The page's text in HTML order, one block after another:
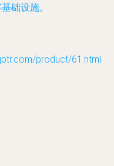
础设施。
product/61.html